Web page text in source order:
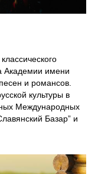
Академии имени
и романсов.
культуры в
Международных
Базар” и